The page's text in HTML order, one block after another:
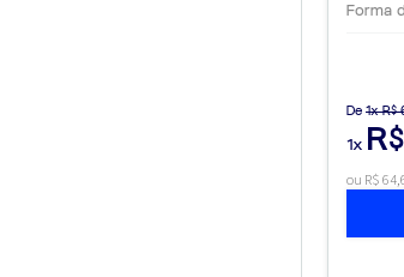
Forma
De 1x R$
1x
ou R$